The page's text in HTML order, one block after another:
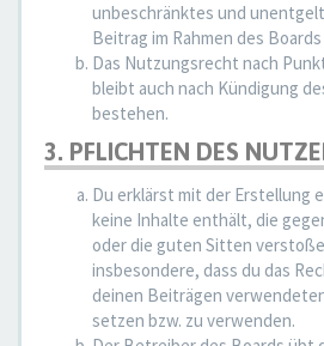
unbeschränktes und
Beitrag im Rahmen des
Das Nutzungsrecht nach
bleibt auch nach Kündigung
bestehen.
3. PFLICHTEN DES
Du erklärst mit der Erstellung
keine Inhalte enthält, die
oder die guten Sitten
insbesondere, dass du das
deinen Beiträgen
setzen bzw. zu verwenden.